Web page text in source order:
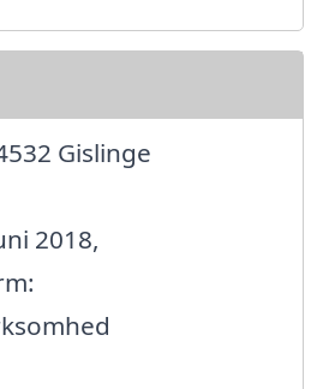
Gislinge
2018,